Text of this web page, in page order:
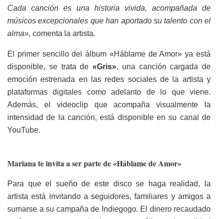
Cada canción es una historia vivida, acompañada de
músicos excepcionales que han aportado su talento con el
alma», comenta la artista.
El primer sencillo del álbum «Háblame de Amor» ya está
disponible, se trata de «Gris», una canción cargada de
emoción estrenada en las redes sociales de la artista y
plataformas digitales como adelanto de lo que viene.
Además, el videoclip que acompaña visualmente la
intensidad de la canción, está disponible en su canal de
YouTube.
Mariana te invita a ser parte de «Háblame de Amor»
Para que el sueño de este disco se haga realidad, la
artista está invitando a seguidores, familiares y amigos a
sumarse a su campaña de Indiegogo. El dinero recaudado